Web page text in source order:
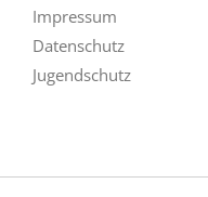
Impressum
Datenschutz
Jugendschutz